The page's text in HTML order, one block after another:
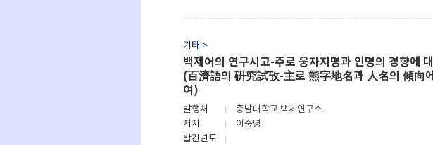
기타 >
백제어의 연구시고-주로 웅자지명과 인명의 경향에
(百濟語의 硏究試攷-主로 熊字地名과 人名의 傾向
여)
발행처
충남대학교 백제연구소
저자
이숭녕
발간년도